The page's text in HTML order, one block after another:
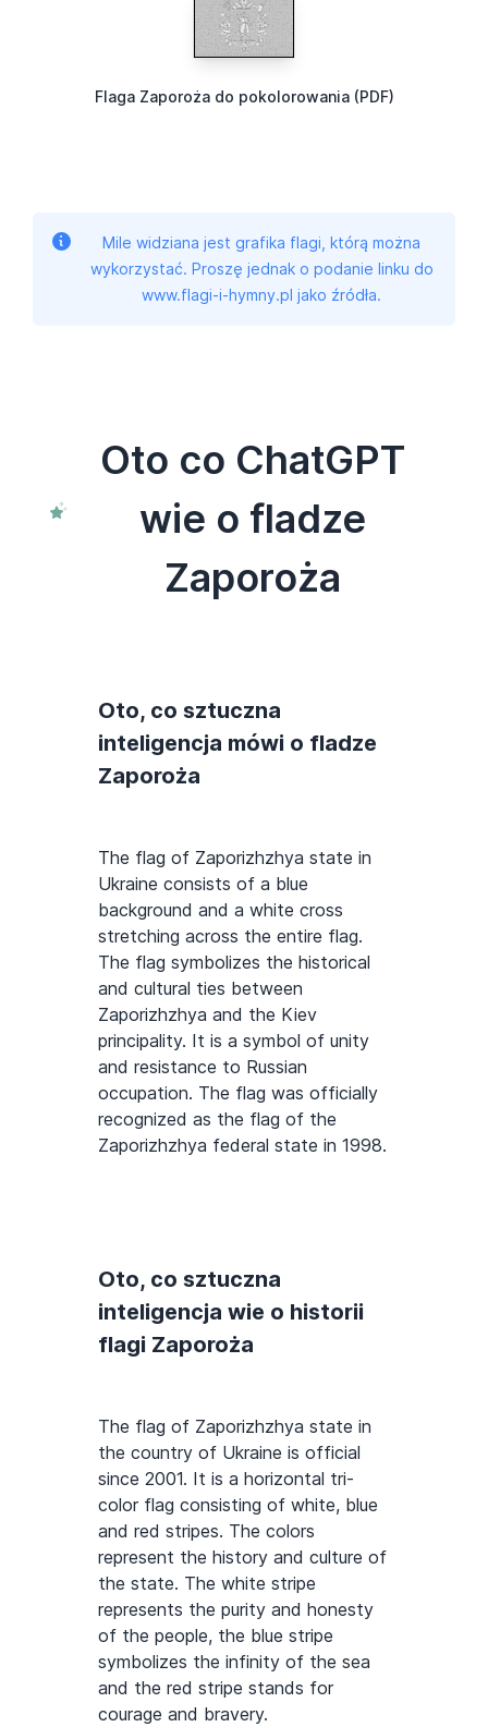
Flaga Zaporoża do pokolorowania (PDF)
Mile widziana jest grafika flagi, którą można
wykorzystać. Proszę jednak o podanie linku do
www.flagi-i-hymny.pl jako źródła.
Oto co ChatGPT
wie o fladze
Zaporoża
Oto, co sztuczna
inteligencja mówi o fladze
Zaporoża
The flag of Zaporizhzhya state in
Ukraine consists of a blue
background and a white cross
stretching across the entire flag.
The flag symbolizes the historical
and cultural ties between
Zaporizhzhya and the Kiev
principality. It is a symbol of unity
and resistance to Russian
occupation. The flag was officially
recognized as the flag of the
Zaporizhzhya federal state in 1998.
Oto, co sztuczna
inteligencja wie o historii
flagi Zaporoża
The flag of Zaporizhzhya state in
the country of Ukraine is official
since 2001. It is a horizontal tri-
color flag consisting of white, blue
and red stripes. The colors
represent the history and culture of
the state. The white stripe
represents the purity and honesty
of the people, the blue stripe
symbolizes the infinity of the sea
and the red stripe stands for
courage and bravery.